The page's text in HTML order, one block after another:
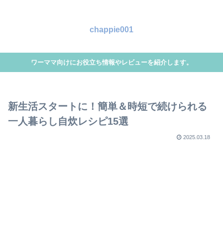
chappie001
ワーママ向けにお役立ち情報やレビューを紹介します。
新生活スタートに！簡単＆時短で続けられる
一人暮らし自炊レシピ15選
2025.03.18